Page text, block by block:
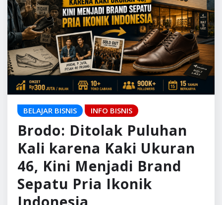
Brodo: Ditolak Puluhan
Kali karena Kaki Ukuran
46, Kini Menjadi Brand
Sepatu Pria Ikonik
Indonesia
Pulaugaram Media Jul 7, 2026
Banyak orang memulai bisnis karena melihat
peluang pasar. Namun, ada pula bisnis besar
yang lahir dari sebuah masalah yang sangat…
READ MORE